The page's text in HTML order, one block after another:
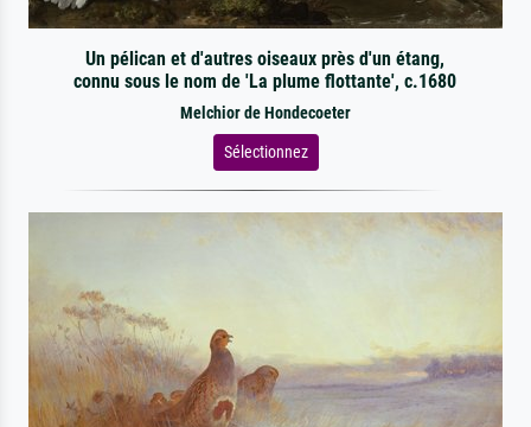
Un pélican et d'autres oiseaux près d'un étang,
connu sous le nom de 'La plume flottante', c.1680
Melchior de Hondecoeter
Sélectionnez